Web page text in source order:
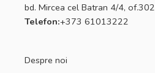
bd. Mircea cel Batran 4/4, of.302
Telefon:+373 61013222
Despre noi